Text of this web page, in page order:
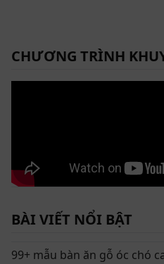
CHƯƠNG TRÌNH
BÀI VIẾT NỔI BẬT
99+ mẫu bàn ăn gỗ óc chó